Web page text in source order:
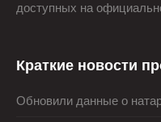
доступных на
Краткие новости
Обновили данные о